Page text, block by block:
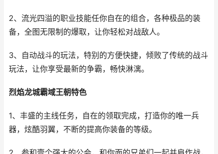
2、流光四溢的职业技能任你自在的组合，各种极品的装
备，全图无限制的爆取，让你轻松对战敌人。
3、自动战斗的玩法，特别的方便快捷，倾败了传统的战斗
玩法，让你享受最新的争霸，畅快淋漓。
烈焰龙城霸域王朝特色
1、丰盛的主线任务，自在的领取完成，打造你的唯一兵
器，炫酷羽翼，不断的提高你装备的等级。